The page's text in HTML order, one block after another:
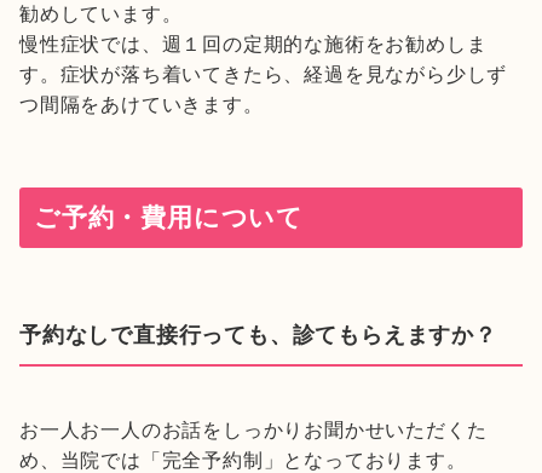
勧めしています。
慢性症状では、週１回の定期的な施術をお勧めしま
す。症状が落ち着いてきたら、経過を見ながら少しず
つ間隔をあけていきます。
ご予約・費用について
予約なしで直接行っても、診てもらえますか？
お一人お一人のお話をしっかりお聞かせいただくた
め、当院では「完全予約制」となっております。